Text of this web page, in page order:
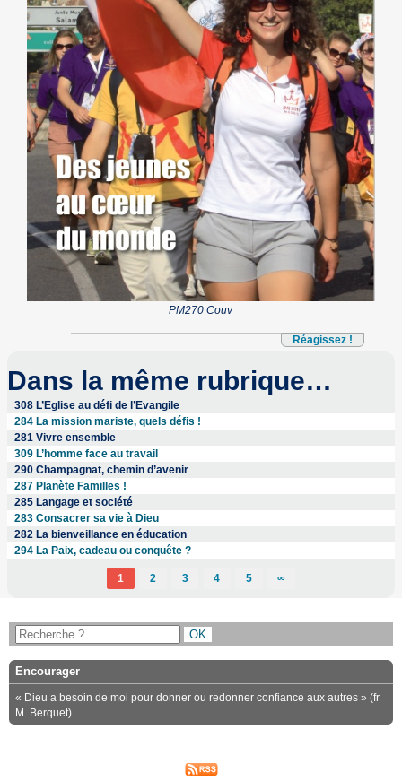
PM270 Couv
Réagissez !
Dans la même rubrique…
308 L’Eglise au défi de l’Evangile
284 La mission mariste, quels défis !
281 Vivre ensemble
309 L’homme face au travail
290 Champagnat, chemin d’avenir
287 Planète Familles !
285 Langage et société
283 Consacrer sa vie à Dieu
282 La bienveillance en éducation
294 La Paix, cadeau ou conquête ?
1 2 3 4 5 ∞
Encourager
« Dieu a besoin de moi pour donner ou redonner confiance aux autres » (fr
M. Berquet)